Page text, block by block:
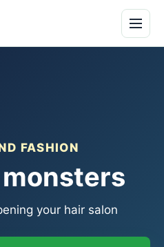
FASHION
your hair salon